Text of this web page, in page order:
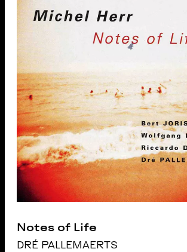
Notes of Life
DRÉ PALLEMAERTS